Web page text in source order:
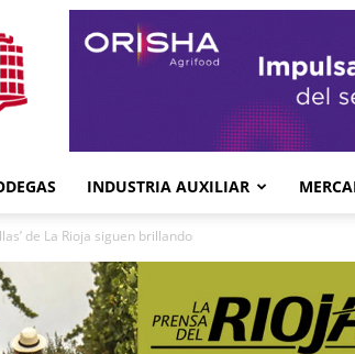
INDUSTRIA AUXILIAR
de La Rioja siguen brillando